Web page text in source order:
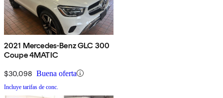
2021 Mercedes-Benz GLC 300
Coupe 4MATIC
$30,098 Buena oferta
Incluye tarifas de conc.